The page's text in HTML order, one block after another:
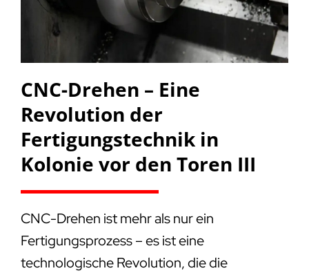
CNC-Drehen – Eine
Revolution der
Fertigungstechnik in
Kolonie vor den Toren III
CNC-Drehen ist mehr als nur ein
Fertigungsprozess – es ist eine
technologische Revolution, die die